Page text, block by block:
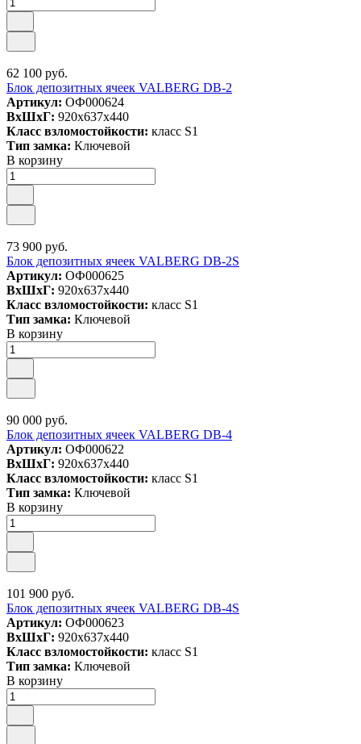
62 100 руб.
Блок депозитных ячеек VALBERG DB-2
Артикул: ОФ000624
ВxШxГ: 920x637x440
Класс взломостойкости: класс S1
Тип замка: Ключевой
В корзину
73 900 руб.
Блок депозитных ячеек VALBERG DB-2S
Артикул: ОФ000625
ВxШxГ: 920x637x440
Класс взломостойкости: класс S1
Тип замка: Ключевой
В корзину
90 000 руб.
Блок депозитных ячеек VALBERG DB-4
Артикул: ОФ000622
ВxШxГ: 920x637x440
Класс взломостойкости: класс S1
Тип замка: Ключевой
В корзину
101 900 руб.
Блок депозитных ячеек VALBERG DB-4S
Артикул: ОФ000623
ВxШxГ: 920x637x440
Класс взломостойкости: класс S1
Тип замка: Ключевой
В корзину